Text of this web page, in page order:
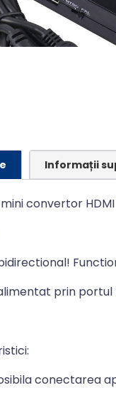
Informații
convertor HDMI
prin portul
conectarea